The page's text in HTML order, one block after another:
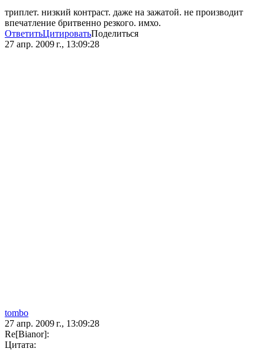
триплет. низкий контраст. даже на зажатой. не производит
впечатление бритвенно резкого. имхо.
ОтветитьЦитироватьПоделиться
27 апр. 2009 г., 13:09:28
tombo
27 апр. 2009 г., 13:09:28
Re[Bianor]:
Цитата: